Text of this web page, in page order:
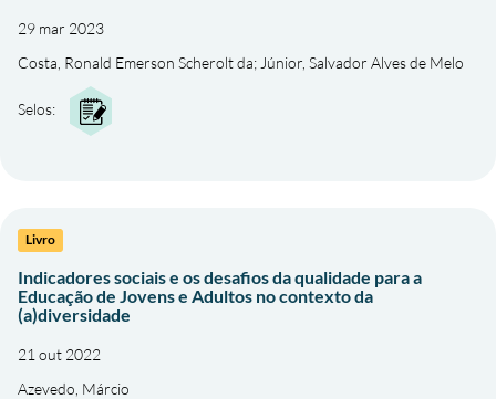
29 mar 2023
Costa, Ronald Emerson Scherolt da; Júnior, Salvador Alves de Melo
Selos:
Livro
Indicadores sociais e os desafios da qualidade para a
Educação de Jovens e Adultos no contexto da
(a)diversidade
21 out 2022
Azevedo, Márcio